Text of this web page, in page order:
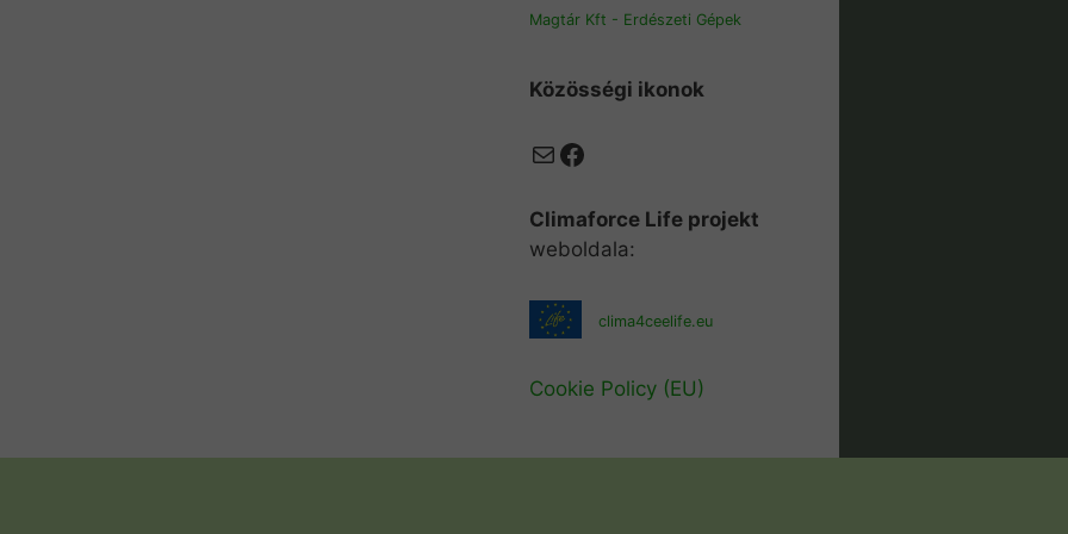
Magtár Kft - Erdészeti Gépek
Közösségi ikonok
MailFacebook
Climaforce Life projekt
weboldala:
clima4ceelife.eu
Cookie Policy (EU)